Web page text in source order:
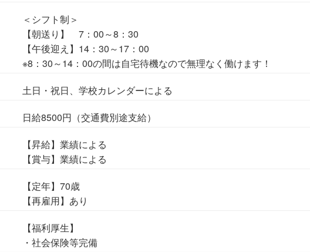
＜シフト制＞
【朝送り】 7：00～8：30
【午後迎え】14：30～17：00
※8：30～14：00の間は自宅待機なので無理なく働けます！
土日・祝日、学校カレンダーによる
日給8500円（交通費別途支給）
【昇給】業績による
【賞与】業績による
【定年】70歳
【再雇用】あり
【福利厚生】
・社会保険等完備